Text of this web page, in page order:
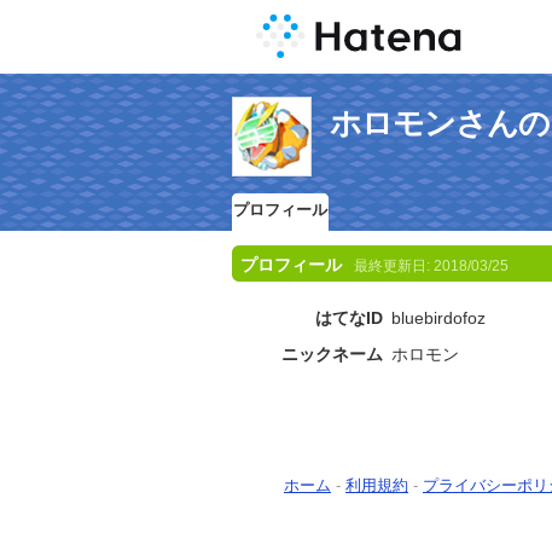
ホロモンさん
プロフィール
プロフィール 最終更新日: 2018/03/25
はてなID bluebirdofoz
ニックネーム ホロモン
ホーム - 利用規約 - プライバシーポリ